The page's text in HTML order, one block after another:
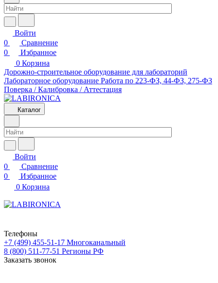
Войти
0
Сравнение
0
Избранное
0 Корзина
Дорожно-строительное оборудование для лабораторий
Лабораторное оборудование Работа по 223-ФЗ, 44-ФЗ, 275-ФЗ
Поверка / Калибровка / Аттестация
Каталог
Войти
0
Сравнение
0
Избранное
0 Корзина
Телефоны
+7 (499) 455-51-17 Многоканальный
8 (800) 511-77-51 Регионы РФ
Заказать звонок